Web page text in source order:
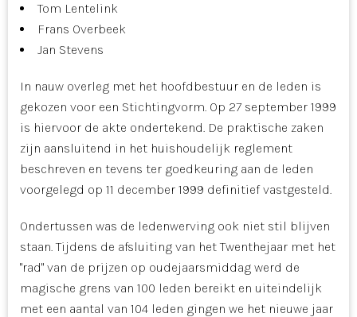
Tom Lentelink
Frans Overbeek
Jan Stevens
In nauw overleg met het hoofdbestuur en de leden is
gekozen voor een Stichtingvorm. Op 27 september 1999
is hiervoor de akte ondertekend. De praktische zaken
zijn aansluitend in het huishoudelijk reglement
beschreven en tevens ter goedkeuring aan de leden
voorgelegd op 11 december 1999 definitief vastgesteld.
Ondertussen was de ledenwerving ook niet stil blijven
staan. Tijdens de afsluiting van het Twenthejaar met het
"rad" van de prijzen op oudejaarsmiddag werd de
magische grens van 100 leden bereikt en uiteindelijk
met een aantal van 104 leden gingen we het nieuwe jaar